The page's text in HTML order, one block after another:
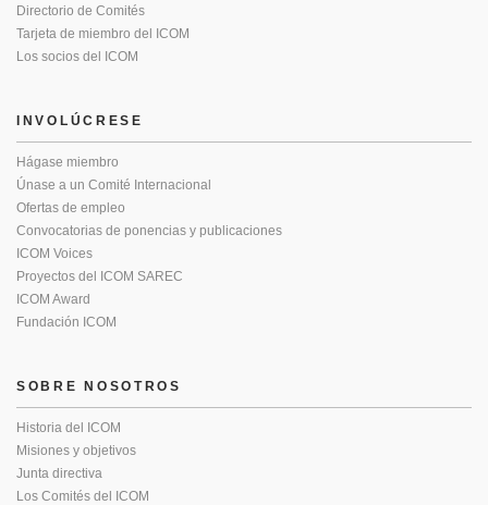
Directorio de Comités
Tarjeta de miembro del ICOM
Los socios del ICOM
INVOLÚCRESE
Hágase miembro
Únase a un Comité Internacional
Ofertas de empleo
Convocatorias de ponencias y publicaciones
ICOM Voices
Proyectos del ICOM SAREC
ICOM Award
Fundación ICOM
SOBRE NOSOTROS
Historia del ICOM
Misiones y objetivos
Junta directiva
Los Comités del ICOM